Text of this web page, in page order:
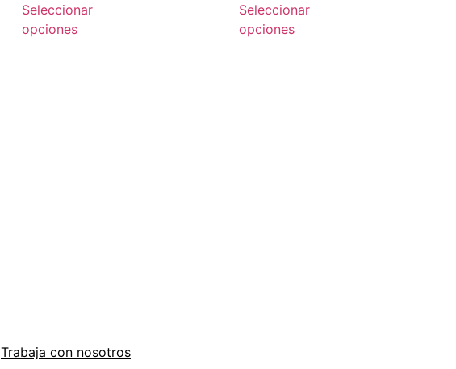
Seleccionar
opciones
Seleccionar
opciones
Trabaja con nosotros